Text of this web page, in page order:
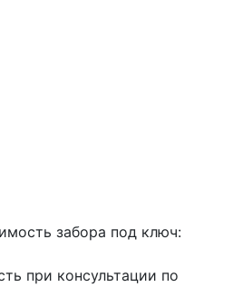
забора под ключ:
при консультации по